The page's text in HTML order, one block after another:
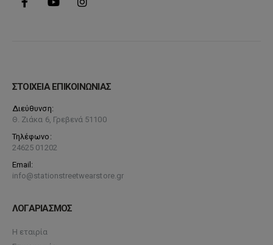
ΣΤΟΙΧΕΙΑ ΕΠΙΚΟΙΝΩΝΙΑΣ
Διεύθυνση:
Θ. Ζιάκα 6, Γρεβενά 51100
Τηλέφωνο:
24625 01202
Email:
info@stationstreetwearstore.gr
ΛΟΓΑΡΙΑΣΜΟΣ
Η εταιρία